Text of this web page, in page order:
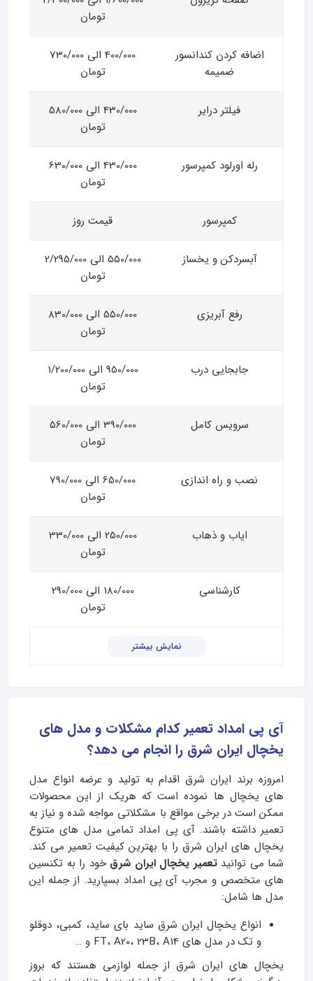
تومان
اضافه کردن کندانسور
ضمیمه
400/000 الی 730/000
تومان
فیلتر درایر
430/000 الی 580/000
تومان
رله اورلود کمپرسور
430/000 الی 630/000
تومان
کمپرسور قیمت روز
آبسردکن و یخساز
550/000 الی 2/295/000
تومان
رفع آبریزی
550/000 الی 830/000
تومان
جابجایی درب
950/000 الی 1/200/000
تومان
سرویس کامل
390/000 الی 560/000
تومان
نصب و راه اندازی
650/000 الی 790/000
تومان
ایاب و ذهاب
250/000 الی 330/000
تومان
کارشناسی
180/000 الی 290/000
تومان
نمایش بیشتر
آی پی امداد تعمیر کدام مشکلات و مدل های
یخچال ایران شرق را انجام می دهد؟
امروزه برند ایران شرق اقدام به تولید و عرضه انواع مدل
های یخچال ها نموده است که هریک از این محصولات
ممکن است در برخی مواقع با مشکلاتی مواجه شده و نیاز به
تعمیر داشته باشند. آی پی امداد تمامی مدل های متنوع
یخچال های ایران شرق را با بهترین کیفیت تعمیر می کند.
شما می توانیدتعمیر یخچال ایران شرق خود را به تکنسین
های متخصص و مجرب آی پی امداد بسپارید. از جمله این
مدل ها شامل:
انواع یخچال ایران شرق ساید بای ساید، کمبی، دوقلو
و تک در مدل های FT، A20، 23B، A14 و …
یخچال های ایران شرق از جمله لوازمی هستند که بروز